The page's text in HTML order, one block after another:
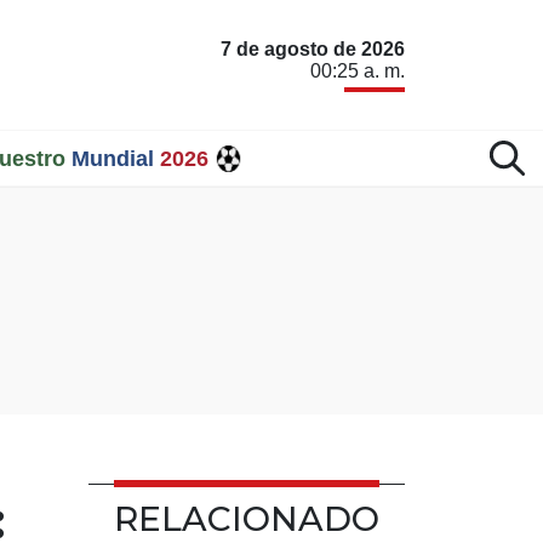
7 de agosto de 2026
00:25 a. m.
Mundial 2026
RELACIONADO